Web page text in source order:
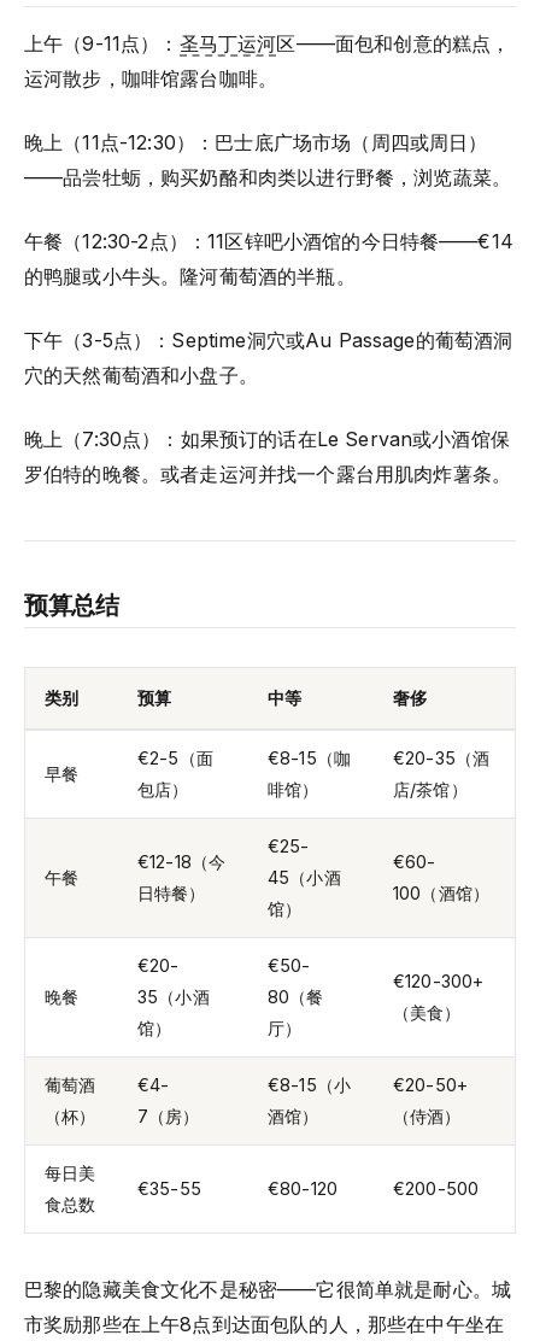
上午（9-11点）： 圣马丁运河区——面包和创意的糕点，
运河散步，咖啡馆露台咖啡。
晚上（11点-12:30）：巴士底广场市场（周四或周日）
——品尝牡蛎，购买奶酪和肉类以进行野餐，浏览蔬菜。
午餐（12:30-2点）：11区锌吧小酒馆的今日特餐——€14
的鸭腿或小牛头。隆河葡萄酒的半瓶。
下午（3-5点）：Septime洞穴或Au Passage的葡萄酒洞
穴的天然葡萄酒和小盘子。
晚上（7:30点）：如果预订的话在Le Servan或小酒馆保
罗伯特的晚餐。或者走运河并找一个露台用肌肉炸薯条。
预算总结
类别 预算 中等 奢侈
早餐
€2-5（面
包店）
€8-15（咖
啡馆）
€20-35（酒
店/茶馆）
午餐
€12-18（今
日特餐）
€25-
45（小酒
馆）
€60-
100（酒馆）
晚餐
€20-
35（小酒
馆）
€50-
80（餐
厅）
€120-300+
（美食）
葡萄酒
（杯）
€4-
7（房）
€8-15（小
酒馆）
€20-50+
（侍酒）
每日美
食总数
€35-55 €80-120 €200-500
巴黎的隐藏美食文化不是秘密——它很简单就是耐心。城
市奖励那些在上午8点到达面包队的人，那些在中午坐在